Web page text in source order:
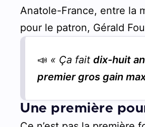
Anatole-France, entre la
pour le patron, Gérald
📣 « Ça faitdix-huit
premier gros gain
Une première